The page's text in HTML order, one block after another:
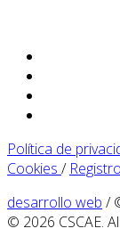
Política de
Cookies /
desarrollo web /
© 2026 CSCAE.